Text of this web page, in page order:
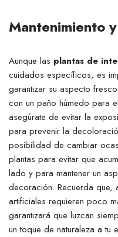
Mantenimiento
Aunque las plantas de
cuidados específicos, es
garantizar su aspecto
con un paño húmedo para
asegúrate de evitar la
para prevenir la
posibilidad de cambiar
plantas para evitar que
lado y para mantener un
decoración. Recuerda que,
artificiales requieren poco
garantizará que luzcan
un toque de naturaleza a tu